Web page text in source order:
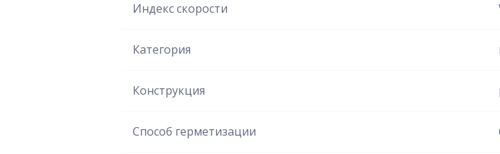
Индекс скорости
Категория
Конструкция
Способ герметизации